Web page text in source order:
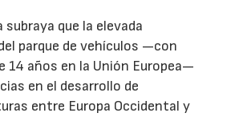
subraya que la elevada
parque de vehículos —con
14 años en la Unión Europea—
en el desarrollo de
entre Europa Occidental y